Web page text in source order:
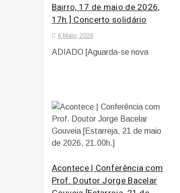
Bairro, 17 de maio de 2026,
17h.] Concerto solidário
6 Maio, 2026
ADIADO [Aguarda-se nova
Acontece | Conferência com
Prof. Doutor Jorge Bacelar